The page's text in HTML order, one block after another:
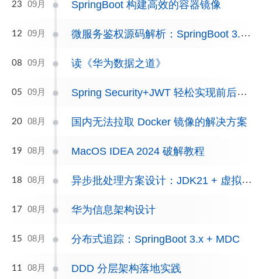
23 09月 SpringBoot 构建高效的容器镜像
12 09月 微服务鉴权源码解析：SpringBoot 3.x + OAuth2
08 09月 读《华为数据之道》
05 09月 Spring Security+JWT 轻松实现前后端分离的认证架构
20 08月 国内无法拉取 Docker 镜像的解决方案
19 08月 MacOS IDEA 2024 破解教程
18 08月 异步批处理方案设计：JDK21 + 虚拟线程
17 08月 华为信息架构设计
15 08月 分布式追踪：SpringBoot 3.x + MDC
11 08月 DDD 分层架构落地实践